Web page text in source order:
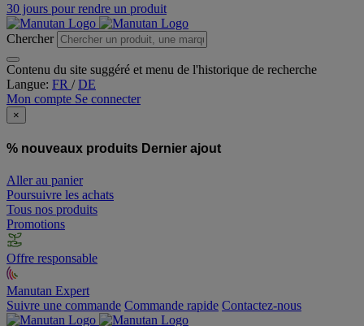
30 jours pour rendre un produit
Chercher
Contenu du site suggéré et menu de l'historique de recherche
Langue: FR /DE
Mon compte Se connecter
×
% nouveaux produits Dernier ajout
Aller au panier
Poursuivre les achats
Tous nos produits
Promotions
Offre responsable
Manutan Expert
Suivre une commande Commande rapide Contactez-nous